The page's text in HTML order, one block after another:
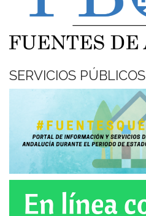
SERVICIOS PÚBLICOS